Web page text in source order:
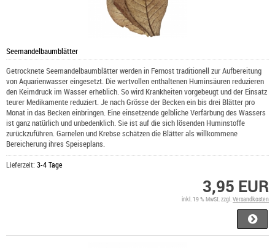
Seemandelbaumblätter
Getrocknete Seemandelbaumblätter werden in Fernost traditionell zur Aufbereitung
von Aquarienwasser eingesetzt. Die wertvollen enthaltenen Huminsäuren reduzieren
den Keimdruck im Wasser erheblich. So wird Krankheiten vorgebeugt und der Einsatz
teurer Medikamente reduziert. Je nach Grösse der Becken ein bis drei Blätter pro
Monat in das Becken einbringen. Eine einsetzende gelbliche Verfärbung des Wassers
ist ganz natürlich und unbedenklich. Sie ist auf die sich lösenden Huminstoffe
zurückzuführen. Garnelen und Krebse schätzen die Blätter als willkommene
Bereicherung ihres Speiseplans.
Lieferzeit: 3-4 Tage
3,95 EUR
inkl. 19 % MwSt. zzgl.Versandkosten